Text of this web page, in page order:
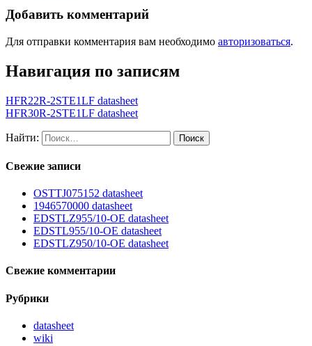
Добавить комментарий
Для отправки комментария вам необходимо авторизоваться.
Навигация по записям
HFR22R-2STE1LF datasheet
HFR30R-2STE1LF datasheet
Найти:
Свежие записи
OSTTJ075152 datasheet
1946570000 datasheet
EDSTLZ955/10-OE datasheet
EDSTL955/10-OE datasheet
EDSTLZ950/10-OE datasheet
Свежие комментарии
Рубрики
datasheet
wiki